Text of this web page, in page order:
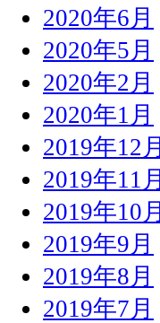
2020年6月
2020年5月
2020年2月
2020年1月
2019年12月
2019年11月
2019年10月
2019年9月
2019年8月
2019年7月